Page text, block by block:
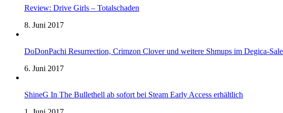
Review: Drive Girls – Totalschaden
8. Juni 2017
DoDonPachi Resurrection, Crimzon Clover und weitere Shmups im Degica-
6. Juni 2017
ShineG In The Bullethell ab sofort bei Steam Early Access erhältlich